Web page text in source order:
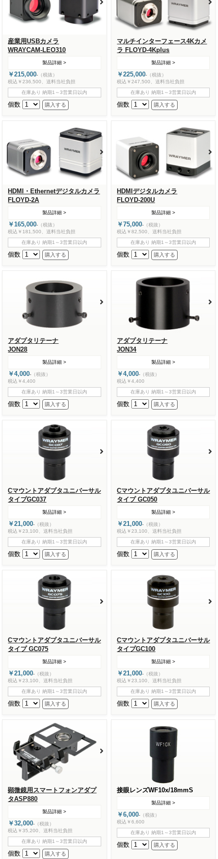
産業用USBカメラ
WRAYCAM-LEO310
製品詳細 >
￥215,000- （税抜）
税込￥236,500、送料当社負担
在庫あり 納期1～3営業日以内
個数
マルチインターフェース4Kカメ
ラ FLOYD-4Kplus
製品詳細 >
￥225,000- （税抜）
税込￥247,500、送料当社負担
在庫あり 納期1～3営業日以内
個数
HDMI・Ethernetデジタルカメラ
FLOYD-2A
製品詳細 >
￥165,000- （税抜）
税込￥181,500、送料当社負担
在庫あり 納期1～3営業日以内
個数
HDMIデジタルカメラ
FLOYD-200U
製品詳細 >
￥75,000- （税抜）
税込￥82,500、送料当社負担
在庫あり 納期1～3営業日以内
個数
アダプタリテーナ
JON28
製品詳細 >
￥4,000- （税抜）
税込￥4,400
在庫あり 納期1～3営業日以内
個数
アダプタリテーナ
JON34
製品詳細 >
￥4,000- （税抜）
税込￥4,400
在庫あり 納期1～3営業日以内
個数
Cマウントアダプタユニバーサル
タイプGC037
製品詳細 >
￥21,000- （税抜）
税込￥23,100、送料当社負担
在庫あり 納期1～3営業日以内
個数
Cマウントアダプタユニバーサル
タイプ GC050
製品詳細 >
￥21,000- （税抜）
税込￥23,100、送料当社負担
在庫あり 納期1～3営業日以内
個数
Cマウントアダプタユニバーサル
タイプ GC075
製品詳細 >
￥21,000- （税抜）
税込￥23,100、送料当社負担
在庫あり 納期1～3営業日以内
個数
Cマウントアダプタユニバーサル
タイプGC100
製品詳細 >
￥21,000- （税抜）
税込￥23,100、送料当社負担
在庫あり 納期1～3営業日以内
個数
顕微鏡用スマートフォンアダプ
タASP880
製品詳細 >
￥32,000- （税抜）
税込￥35,200、送料当社負担
在庫あり 納期1～3営業日以内
個数
接眼レンズWF10x/18mmS
製品詳細 >
￥6,000- （税抜）
税込￥6,600
在庫あり 納期1～3営業日以内
個数